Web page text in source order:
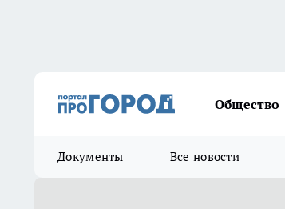
Общество
Документы Все новости